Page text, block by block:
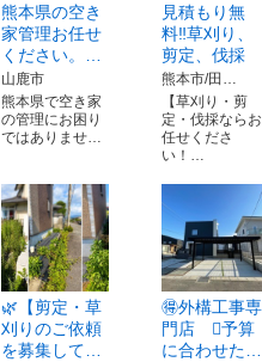
熊本県の空き
家管理お任せ
ください。…
山鹿市
熊本県で空き家
の管理にお困り
ではありませ…
見積もり無
料‼️草刈り、
剪定、伐採
熊本市/田…
【草刈り・剪
定・伐採ならお
任せくださ
い！…
🌿【剪定・草
刈りのご依頼
を募集して…
🉐外構工事専
門店 🪏予算
に合わせた…